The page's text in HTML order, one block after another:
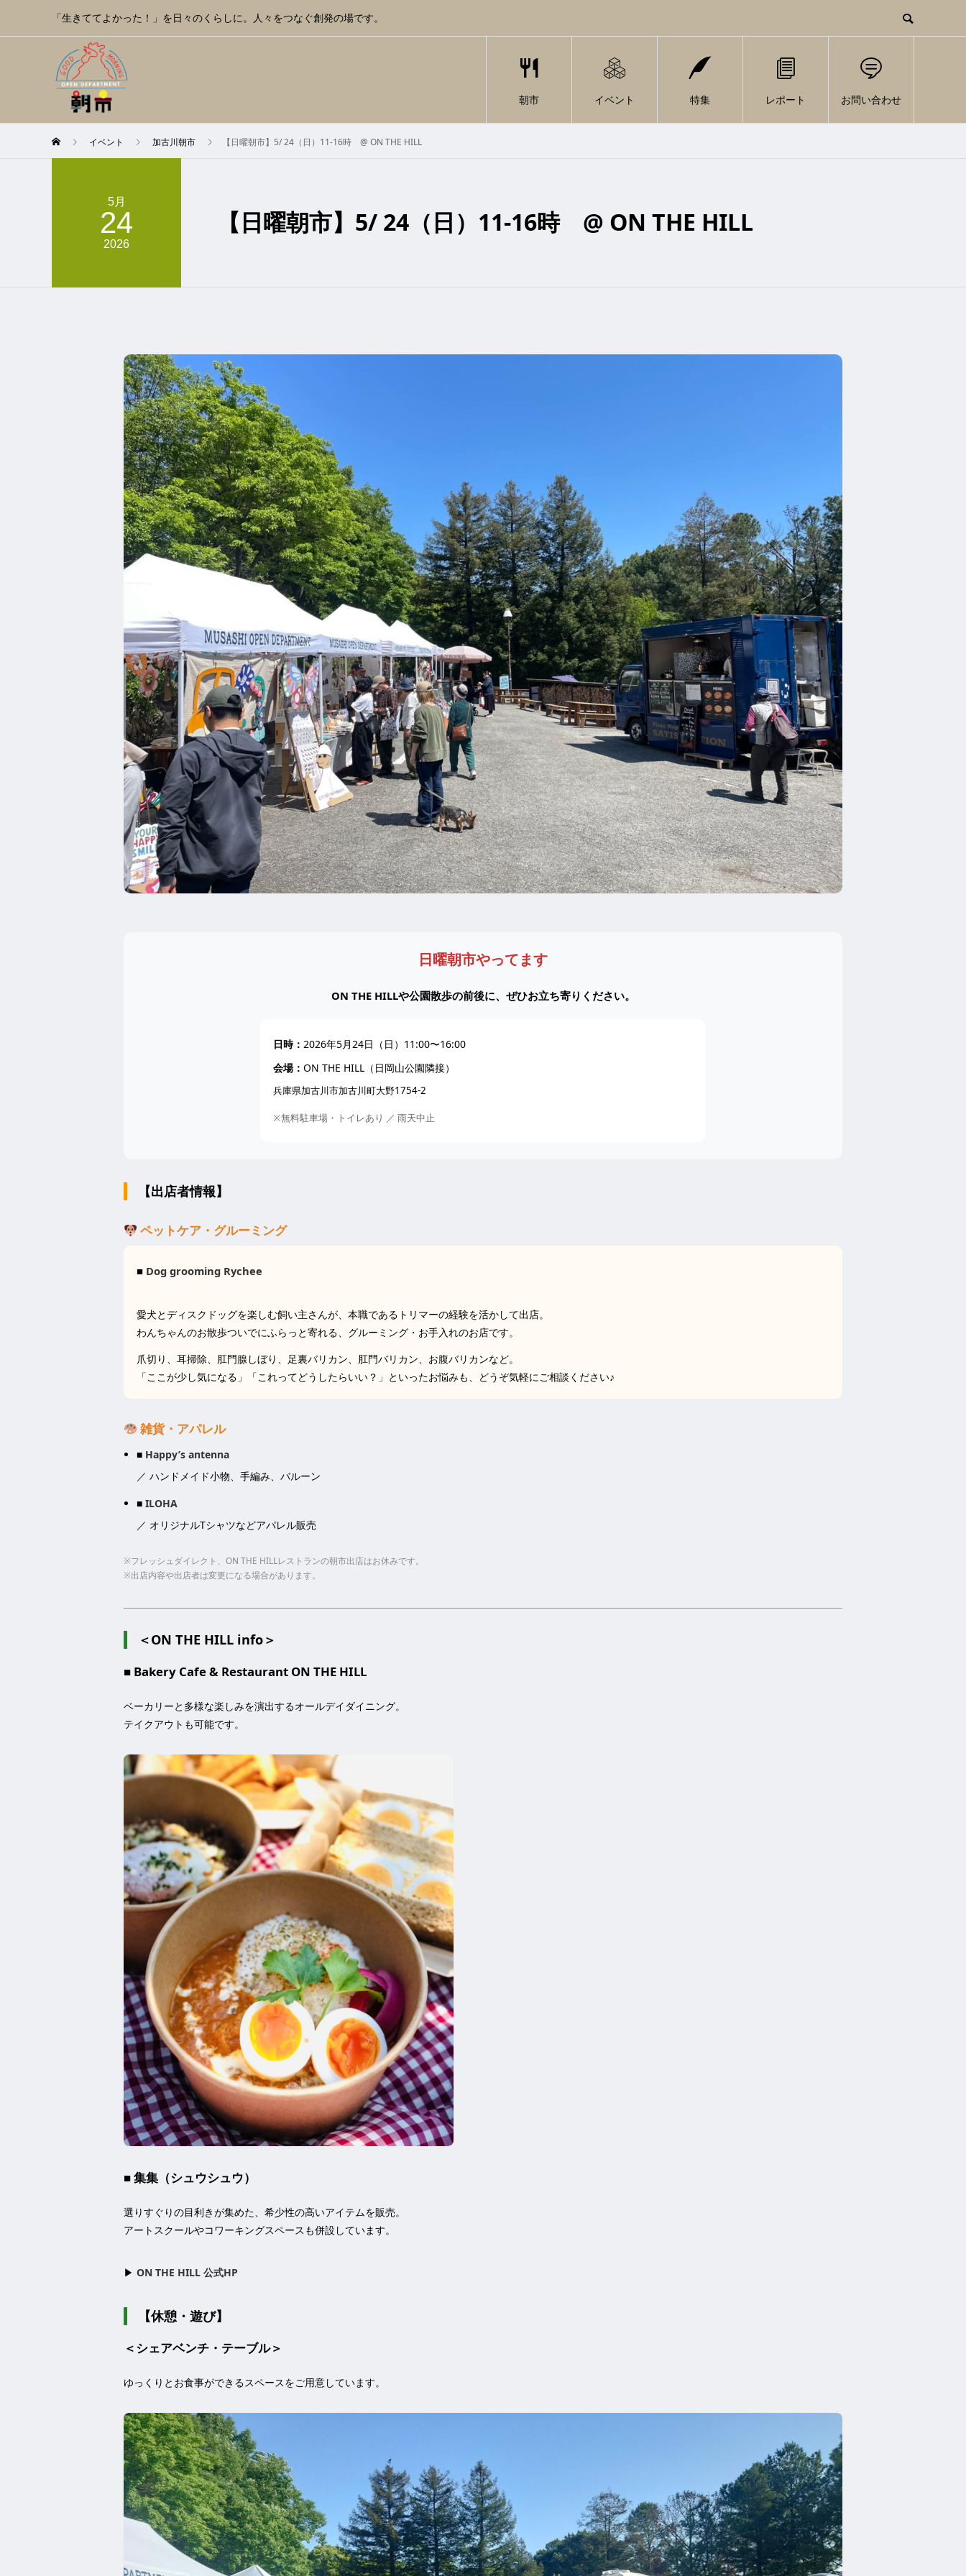
「生きててよかった！」を日々のくらしに。人々をつなぐ創発の場です。
朝市 イベント 特集 レポート お問い合わせ
イベント 加古川朝市 【日曜朝市】5/ 24（日）11-16時 @ ON THE HILL
5月
24
2026
【日曜朝市】5/ 24（日）11-16時 @ ON THE HILL
日曜朝市やってます
ON THE HILLや公園散歩の前後に、ぜひお立ち寄りください。
日時： 2026年5月24日（日）11:00〜16:00
会場： ON THE HILL（日岡山公園隣接）
兵庫県加古川市加古川町大野1754-2
※無料駐車場・トイレあり ／ 雨天中止
【出店者情報】
ペットケア・グルーミング
■ Dog grooming Rychee
愛犬とディスクドッグを楽しむ飼い主さんが、本職であるトリマーの経験を活かして出店。
わんちゃんのお散歩ついでにふらっと寄れる、グルーミング・お手入れのお店です。
爪切り、耳掃除、肛門腺しぼり、足裏バリカン、肛門バリカン、お腹バリカンなど。
「ここが少し気になる」「これってどうしたらいい？」といったお悩みも、どうぞ気軽にご相談ください♪
雑貨・アパレル
■ Happy’s antenna
／ ハンドメイド小物、手編み、バルーン
■ILOHA
／ オリジナルTシャツなどアパレル販売
※フレッシュダイレクト、ON THE HILLレストランの朝市出店はお休みです。
※出店内容や出店者は変更になる場合があります。
＜ON THE HILL info＞
■ Bakery Cafe & Restaurant ON THE HILL
ベーカリーと多様な楽しみを演出するオールデイダイニング。
テイクアウトも可能です。
■ 集集（シュウシュウ）
選りすぐりの目利きが集めた、希少性の高いアイテムを販売。
アートスクールやコワーキングスペースも併設しています。
▶︎ ON THE HILL 公式HP
【休憩・遊び】
＜シェアベンチ・テーブル＞
ゆっくりとお食事ができるスペースをご用意しています。